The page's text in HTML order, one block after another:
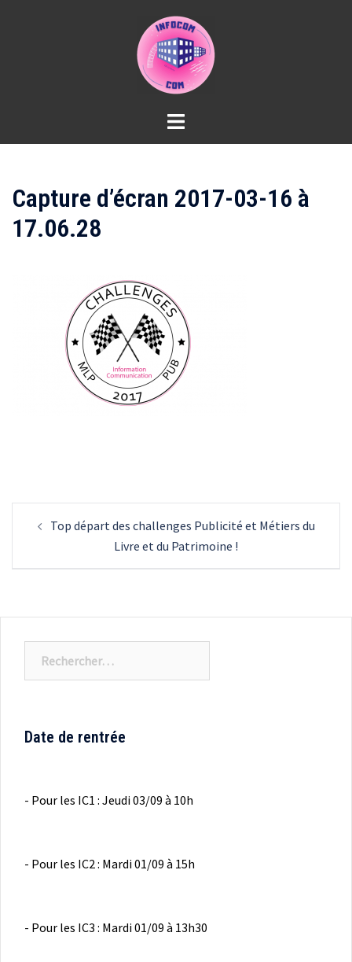
Capture d’écran 2017-03-16 à
17.06.28
d’articleTop départ des challenges Publicité et Métiers du
Livre et du Patrimoine !
Date de rentrée
- Pour les IC1 : Jeudi 03/09 à 10h
- Pour les IC2 : Mardi 01/09 à 15h
- Pour les IC3 : Mardi 01/09 à 13h30